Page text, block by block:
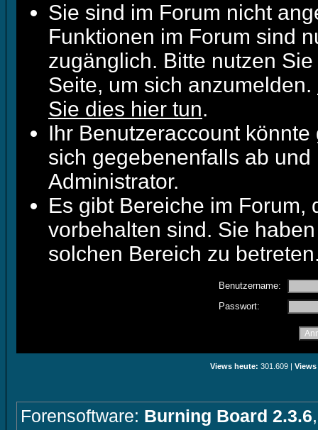
Sie sind im Forum nicht
Funktionen im Forum sind
zugänglich. Bitte nutzen
Seite, um sich anzumelden.
Sie dies hier tun.
Ihr Benutzeraccount
sich gegebenenfalls ab
Administrator.
Es gibt Bereiche im Forum,
vorbehalten sind. Sie
solchen Bereich zu
Benutzername:
Passwort:
Views heute: 301.609 |
Forensoftware: Burning Board 2.3.6